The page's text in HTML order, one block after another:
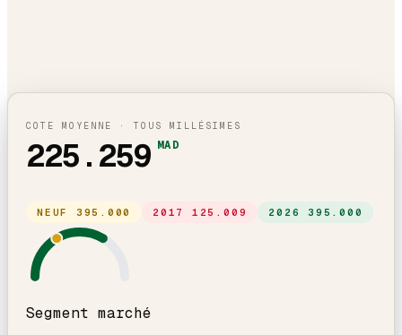
COTE MOYENNE · TOUS MILLÉSIMES
225.259 MAD
NEUF 395.000 2017 125.009 2026 395.000
Segment marché